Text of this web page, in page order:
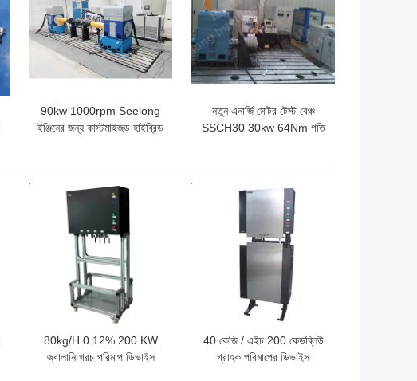
90kw 1000rpm Seelong
ইঞ্জিনের জন্য কাস্টমাইজড হাইব্রিড
নতুন এনার্জি মোটর টেস্ট বেঞ্চ
SSCH30 30kw 64Nm গতি
80kg/H 0.12% 200 KW
জ্বালানি খরচ পরিমাপ ডিভাইস
ভালো দাম
40 কেজি / এইচ 200 কেডব্লিউ
গ্রাহক পরিমাপের ডিভাইস
ভালো দাম